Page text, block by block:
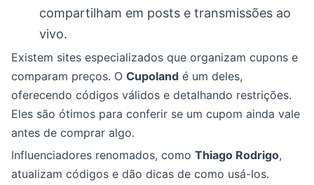
compartilham em posts e transmissões ao
vivo.
Existem sites especializados que organizam cupons e
comparam preços. O Cupoland é um deles,
oferecendo códigos válidos e detalhando restrições.
Eles são ótimos para conferir se um cupom ainda vale
antes de comprar algo.
Influenciadores renomados, como Thiago Rodrigo,
atualizam códigos e dão dicas de como usá-los.